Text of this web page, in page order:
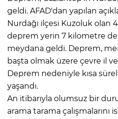
geldi. AFAD'dan yapılan
Nurdağı ilçesi Kuzoluk olan
deprem yerin 7 kilometre
meydana geldi. Deprem,
başta olmak üzere çevre il
Deprem nedeniyle kısa
yaşandı.
An itibarıyla olumsuz bir
arama tarama